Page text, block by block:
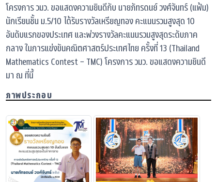
โครงการ วมว. ขอแสดงความยินดีกับ นายภัทรดนย์ วงศ์จันทร์ (แฟ้ม)
นักเรียนชั้น ม.5/10 ได้รับรางวัลเหรียญทอง คะแนนรวมสูงสุด 10
อันดับแรกของประเทศ และพ่วงรางวัลคะแนนรวมสูงสุดระดับภาค
กลาง ในการแข่งขันคณิตศาสตร์ประเทศไทย ครั้งที่ 13 (Thailand
Mathematics Contest - TMC) โครงการ วมว. ขอแสดงความยินดี
มา ณ ที่นี้
ภาพประกอบ